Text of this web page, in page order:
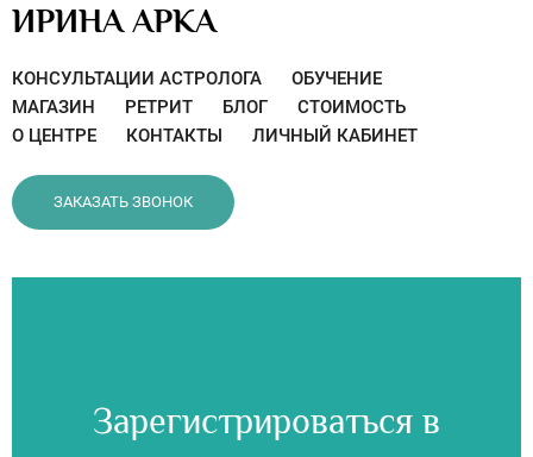
ИРИНА АРКА
КОНСУЛЬТАЦИИ АСТРОЛОГА
ОБУЧЕНИЕ
МАГАЗИН
РЕТРИТ БЛОГ
СТОИМОСТЬ
О ЦЕНТРЕ
КОНТАКТЫ ЛИЧНЫЙ КАБИНЕТ
ЗАКАЗАТЬ ЗВОНОК
Зарегистрироваться в